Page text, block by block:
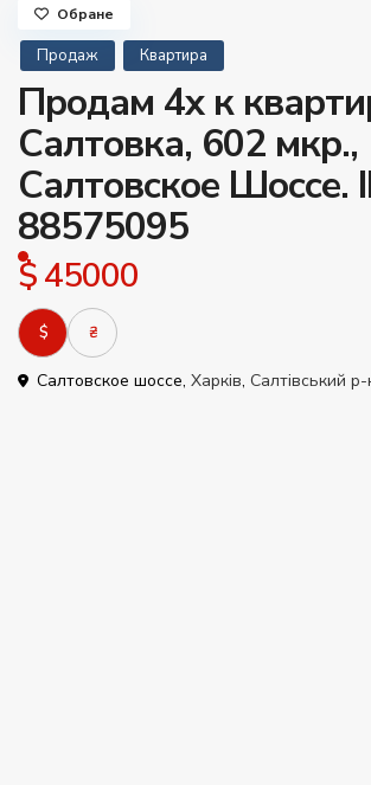
Продаж Квартира
Продам 4х к
Салтовка, 602 мкр.,
Салтовское Шоссе.
88575095
$ 45000
$ ₴
Салтовское шоссе, Харків, Салтівський р-
Обране